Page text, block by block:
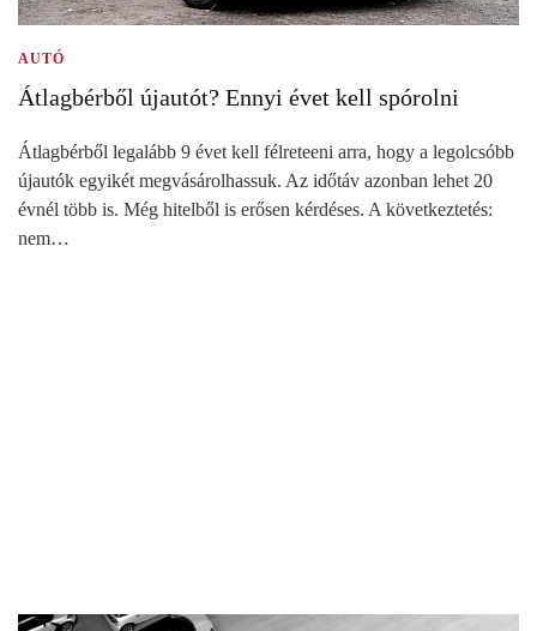
AUTÓ
Átlagbérből újautót? Ennyi évet kell spórolni
Átlagbérből legalább 9 évet kell félreteeni arra, hogy a legolcsóbb
újautók egyikét megvásárolhassuk. Az időtáv azonban lehet 20
évnél több is. Még hitelből is erősen kérdéses. A következtetés:
nem…